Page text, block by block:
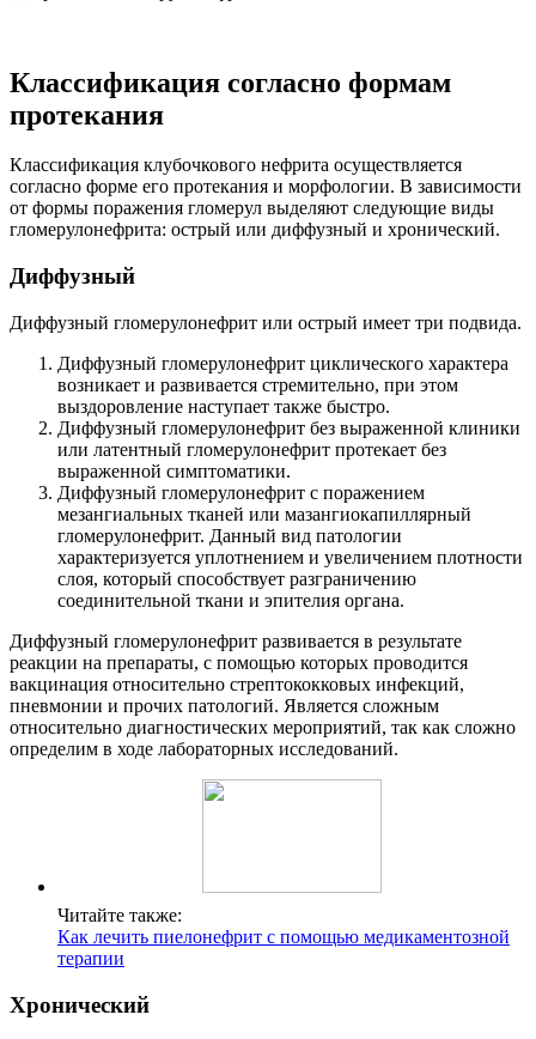
Классификация согласно формам
протекания
Классификация клубочкового нефрита осуществляется
согласно форме его протекания и морфологии. В зависимости
от формы поражения гломерул выделяют следующие виды
гломерулонефрита: острый или диффузный и хронический.
Диффузный
Диффузный гломерулонефрит или острый имеет три подвида.
Диффузный гломерулонефрит циклического характера
возникает и развивается стремительно, при этом
выздоровление наступает также быстро.
Диффузный гломерулонефрит без выраженной клиники
или латентный гломерулонефрит протекает без
выраженной симптоматики.
Диффузный гломерулонефрит с поражением
мезангиальных тканей или мазангиокапиллярный
гломерулонефрит. Данный вид патологии
характеризуется уплотнением и увеличением плотности
слоя, который способствует разграничению
соединительной ткани и эпителия органа.
Диффузный гломерулонефрит развивается в результате
реакции на препараты, с помощью которых проводится
вакцинация относительно стрептококковых инфекций,
пневмонии и прочих патологий. Является сложным
относительно диагностических мероприятий, так как сложно
определим в ходе лабораторных исследований.
Читайте также:
Как лечить пиелонефрит с помощью медикаментозной
терапии
Хронический